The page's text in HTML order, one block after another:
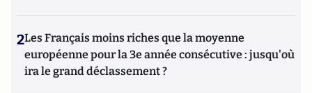
2Les Français moins riches que la moyenne
européenne pour la 3e année consécutive : jusqu'où
ira le grand déclassement ?